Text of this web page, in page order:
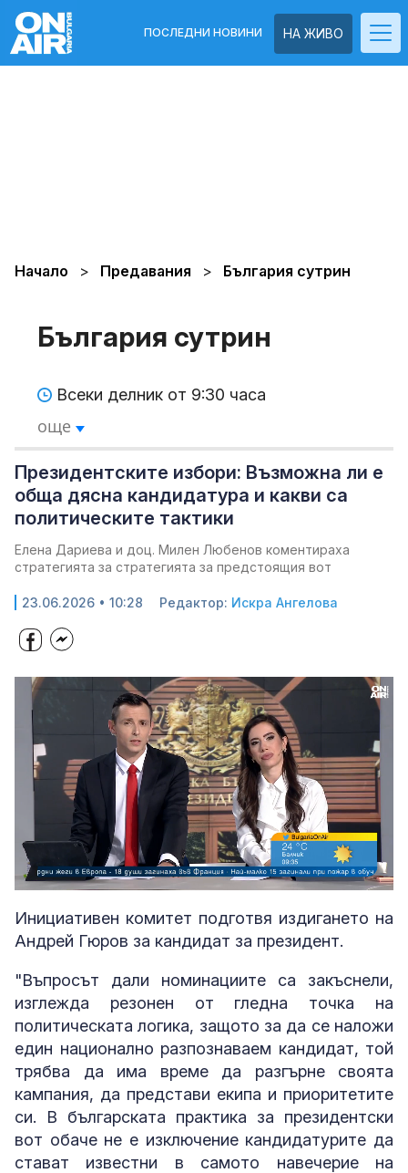
НА ЖИВО
ПОСЛЕДНИ НОВИНИ
Начало Предавания България сутрин
България сутрин
Всеки делник от 9:30 часа
още
Президентските избори: Възможна ли е
обща дясна кандидатура и какви са
политическите тактики
Елена Дариева и доц. Милен Любенов коментираха
стратегията за стратегията за предстоящия вот
23.06.2026 • 10:28 Редактор: Искра Ангелова
Unmute Loaded:
Инициативен комитет подготвя издигането на
Андрей Гюров за кандидат за президент.
"Въпросът дали номинациите са закъснели,
изглежда резонен от гледна точка на
политическата логика, защото за да се наложи
един национално разпознаваем кандидат, той
трябва да има време да разгърне своята
кампания, да представи екипа и приоритетите
си. В българската практика за президентски
вот обаче не е изключение кандидатурите да
стават известни в самото навечерие на